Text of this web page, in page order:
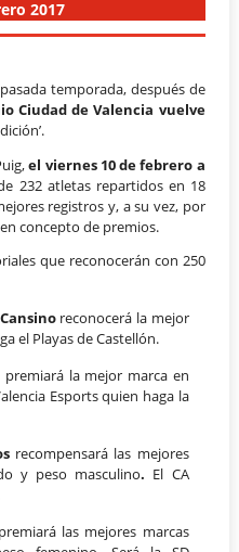
2017
temporada, después de
Ciudad de Valencia vuelve
el viernes 10 de febrero a
232 atletas repartidos en 18
registros y, a su vez, por
concepto de premios.
que reconocerán con 250
reconocerá la mejor
el Playas de Castellón.
premiará la mejor marca en
Esports quien haga la
recompensará las mejores
y peso masculino. El CA
premiará las mejores marcas